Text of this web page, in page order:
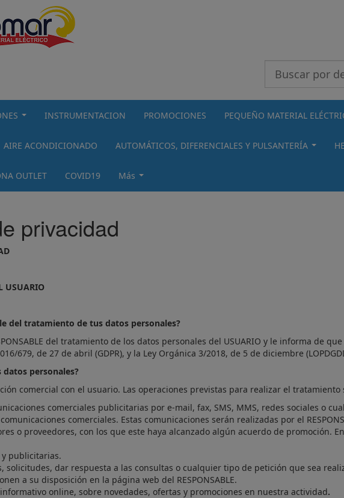
INSTRUMENTACION PROMOCIONES PEQUEÑO MATERIAL
AIRE ACONDICIONADO AUTOMÁTICOS, DIFERENCIALES Y PULSANTERÍA
OUTLET COVID19 Más
privacidad
USUARIO
del tratamiento de tus datos personales?
del tratamiento de los datos personales del USUARIO y le informa de
679, de 27 de abril (GDPR), y la Ley Orgánica 3/2018, de 5 de diciembre
personales?
comercial con el usuario. Las operaciones previstas para realizar el tratamiento
comerciales publicitarias por e-mail, fax, SMS, MMS, redes sociales o
comerciales. Estas comunicaciones serán realizadas por el
o proveedores, con los que este haya alcanzado algún acuerdo de promoción.
y publicitarias.
solicitudes, dar respuesta a las consultas o cualquier tipo de petición que sea
a su disposición en la página web del RESPONSABLE.
online, sobre novedades, ofertas y promociones en nuestra actividad.